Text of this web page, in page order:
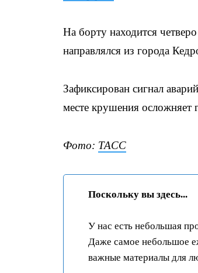
На борту находится
направлялся из города
Зафиксирован сигнал
месте крушения осложняет
Фото: ТАСС
Поскольку вы здесь...
У нас есть небольшая
Даже самое небольшое
важные материалы для